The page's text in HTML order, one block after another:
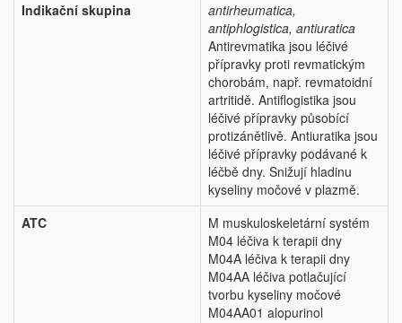
Indikační skupina
antirheumatica,
antiphlogistica, antiuratica
Antirevmatika jsou léčivé
přípravky proti revmatickým
chorobám, např. revmatoidní
artritidě. Antiflogistika jsou
léčivé přípravky působící
protizánětlivě. Antiuratika jsou
léčivé přípravky podávané k
léčbě dny. Snižují hladinu
kyseliny močové v plazmě.
ATC
M muskuloskeletární systém
M04 léčiva k terapii dny
M04A léčiva k terapii dny
M04AA léčiva potlačující
tvorbu kyseliny močové
M04AA01 alopurinol